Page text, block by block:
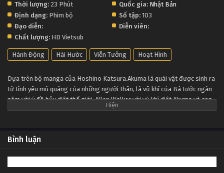
D.Gray-man Tập Tập 49
D.Gray-man Tập Tập 48
D.Gray-man Tập Tập 47
Thời lượng: 23 Phút Quốc gia: Nhật Bản
Định dạng: Phim bộ Số tập: 103
Đạo diễn:
Diễn viên:
Chất lượng: HD Vietsub
Hành Động Hài Hước Viễn Tưởng Hoạt Hình
Dựa trên bộ manga của Hoshino Katsura.Akuma là quái vật được sinh ra
từ tình yêu mù quáng của những người thân, là vũ khí của Bá tước ngàn
năm với ý đồ hủy diệt thế giới. Allen Walker với vũ khí diệt Akuma và con
mắt có thể nhìn thấy linh hồn Akuma đã tham gia một tổ chức có tên là
Bình luận